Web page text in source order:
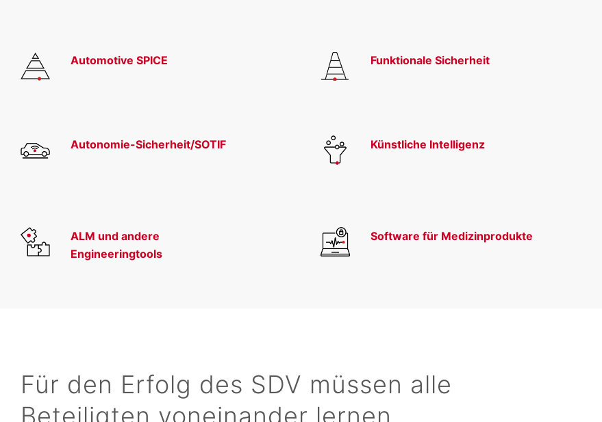
Automotive SPICE Funktionale Sicherheit
Autonomie-Sicherheit/SOTIF Künstliche Intelligenz
ALM und andere
Engineeringtools
Software für Medizinprodukte
Für den Erfolg des SDV müssen alle
Beteiligten voneinander lernen